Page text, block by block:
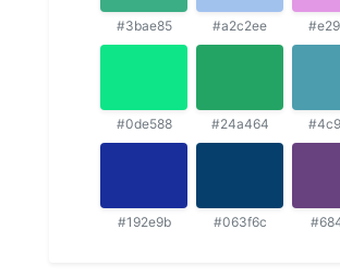
#3bae85 #a2c2ee
#0de588 #24a464
#192e9b #063f6c